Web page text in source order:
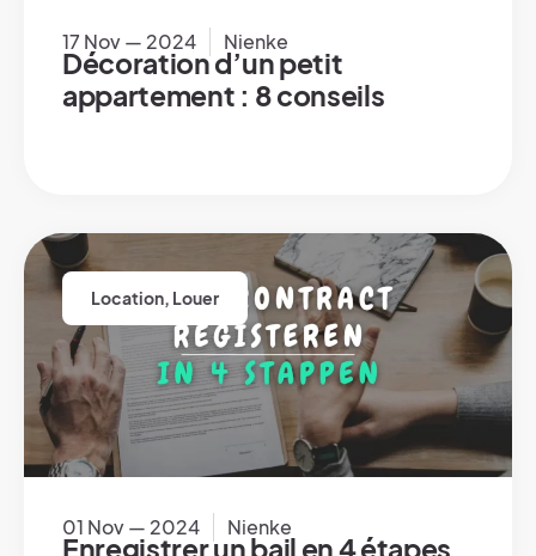
17 Nov — 2024 Nienke
Décoration d’un petit
appartement : 8 conseils
Location, Louer
01 Nov — 2024 Nienke
Enregistrer un bail en 4 étapes